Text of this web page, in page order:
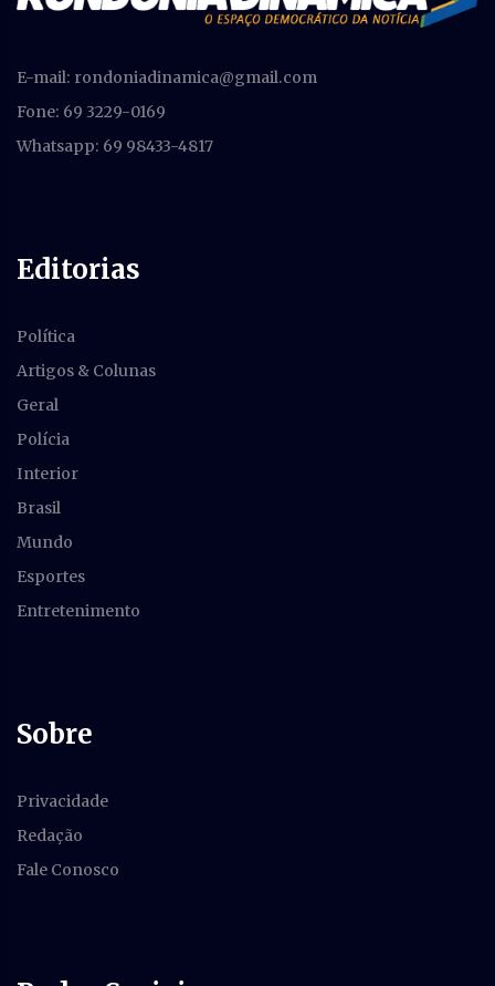
E-mail: rondoniadinamica@gmail.com
Fone: 69 3229-0169
Whatsapp: 69 98433-4817
Editorias
Política
Artigos & Colunas
Geral
Polícia
Interior
Brasil
Mundo
Esportes
Entretenimento
Sobre
Privacidade
Redação
Fale Conosco